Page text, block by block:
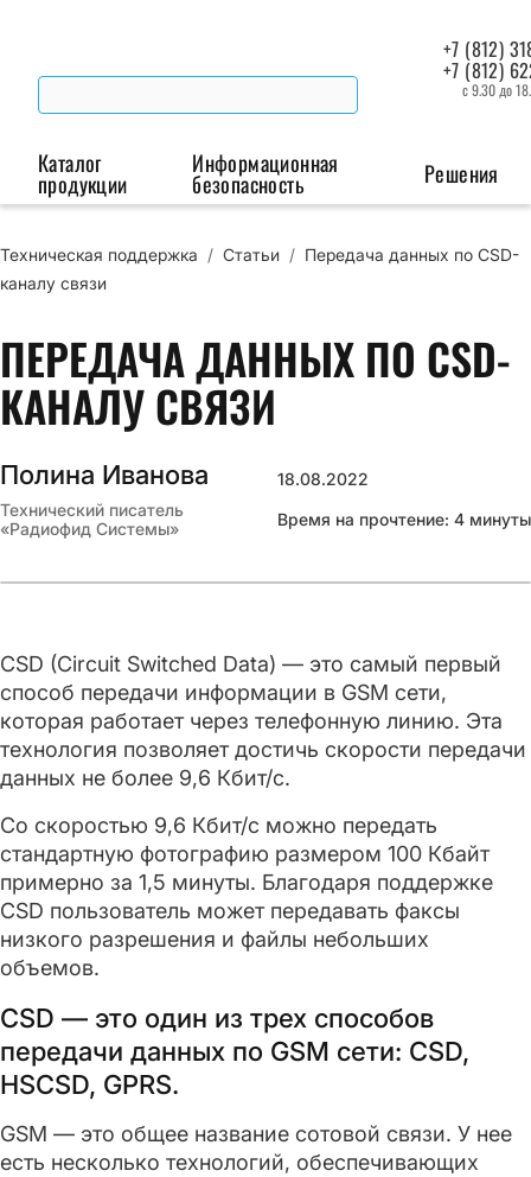
+7 (812)
+7 (812)
с 9.30 до
Каталог
продукции
Беспроводная связь
Роутеры
Промышленные
контроллеры
Промышленная автоматизация
интерфейсов
Информационная
безопасность Решения
Техническая поддержка / Статьи / Передача данных по CSD-
каналу связи
ПЕРЕДАЧА ДАННЫХ ПО CSD-
КАНАЛУ СВЯЗИ
Полина Иванова
18.08.2022
Технический писатель
«Радиофид Системы»
Время на прочтение: 4 минуты
CSD (Circuit Switched Data) — это самый первый
способ передачи информации в GSM сети,
которая работает через телефонную линию. Эта
технология позволяет достичь скорости передачи
данных не более 9,6 Кбит/с.
Со скоростью 9,6 Кбит/с можно передать
стандартную фотографию размером 100 Кбайт
примерно за 1,5 минуты. Благодаря поддержке
CSD пользователь может передавать факсы
низкого разрешения и файлы небольших
объемов.
CSD — это один из трех способов
передачи данных по GSM сети: CSD,
HSCSD, GPRS.
GSM — это общее название сотовой связи. У нее
есть несколько технологий, обеспечивающих